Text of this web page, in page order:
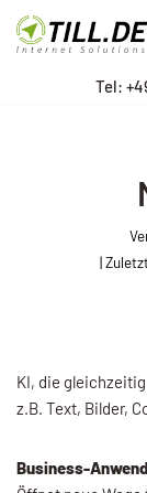
Zum
Tel: +
KI, die
z.B. Text, Bilder,
Business-